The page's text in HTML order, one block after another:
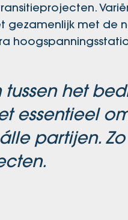
gezamenlijk met de
het
essentieel
partijen.